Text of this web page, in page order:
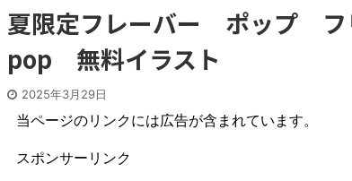
夏限定フレーバー ポップ
pop 無料イラスト
2025年3月29日
当ページのリンクには広告が含まれています。
スポンサーリンク